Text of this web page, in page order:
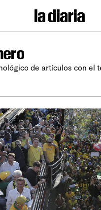
de artículos con el